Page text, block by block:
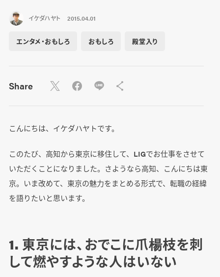
イケダハヤト 2015.04.01
エンタメ・おもしろ おもしろ 殿堂入り
Share
こんにちは、イケダハヤトです。
このたび、高知から東京に移住して、LIGでお仕事をさせて
いただくことになりました。さようなら高知、こんにちは東
京。いま改めて、東京の魅力をまとめる形式で、転職の経緯
を語りたいと思います。
1. 東京には、おでこに爪楊枝を刺
して燃やすような人はいない